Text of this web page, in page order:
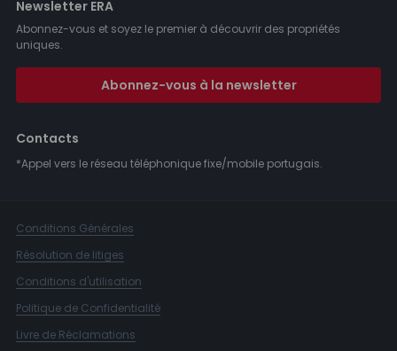
Newsletter ERA
Abonnez-vous et soyez le premier à découvrir des propriétés
uniques.
Abonnez-vous à la newsletter
Contacts
*Appel vers le réseau téléphonique fixe/mobile portugais.
Conditions Générales
Résolution de litiges
Conditions d'utilisation
Politique de Confidentialité
Livre de Réclamations